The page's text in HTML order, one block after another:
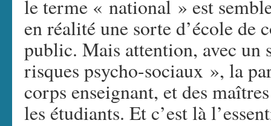
le terme « national » est
en réalité une sorte d’école de
public. Mais attention, avec un
risques psycho-sociaux », la
corps enseignant, et des
les étudiants. Et c’est là